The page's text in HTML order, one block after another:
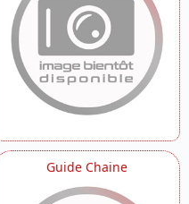
Guide Chaine